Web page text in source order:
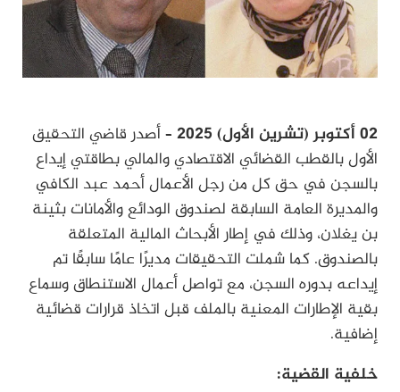
02 أكتوبر (تشرين الأول) 2025
– أصدر قاضي التحقيق
الأول بالقطب القضائي الاقتصادي والمالي بطاقتي إيداع
بالسجن في حق كل من رجل الأعمال أحمد عبد الكافي
والمديرة العامة السابقة لصندوق الودائع والأمانات بثينة
بن يغلان، وذلك في إطار الأبحاث المالية المتعلقة
بالصندوق. كما شملت التحقيقات مديرًا عامًا سابقًا تم
إيداعه بدوره السجن، مع تواصل أعمال الاستنطاق وسماع
بقية الإطارات المعنية بالملف قبل اتخاذ قرارات قضائية
إضافية.
خلفية القضية: